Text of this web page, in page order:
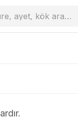
ayet, kök ara…